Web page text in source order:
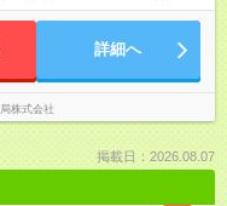
※勤務曜日応相談 ☆未経
詳細へ
株式会社
掲載日：2026.08.07